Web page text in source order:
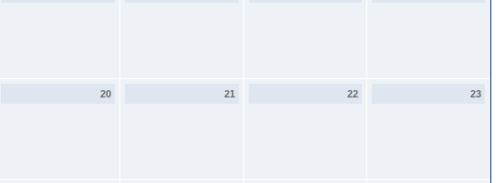
20 21 22 23